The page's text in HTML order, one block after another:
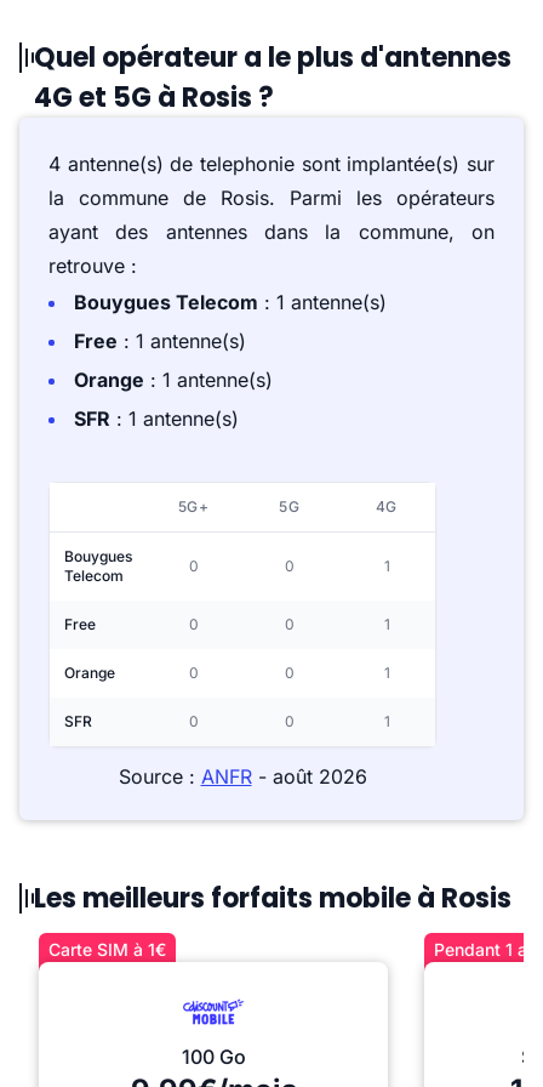
Quel opérateur a le plus d'antennes
4G et 5G à Rosis ?
4 antenne(s) de telephonie sont implantée(s) sur
la commune de Rosis. Parmi les opérateurs
ayant des antennes dans la commune, on
retrouve :
Bouygues Telecom : 1 antenne(s)
Free : 1 antenne(s)
Orange : 1 antenne(s)
SFR : 1 antenne(s)
5G+ 5G 4G
Bouygues
Telecom
0 0 1
Free 0 0 1
Orange 0 0 1
SFR 0 0 1
Source : ANFR- août 2026
Les meilleurs forfaits mobile à Rosis
Carte SIM à 1€
100 Go
Pendant 1